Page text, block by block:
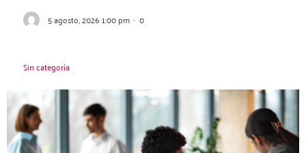
5 agosto, 2026 1:00 pm · 0
Sin categoría